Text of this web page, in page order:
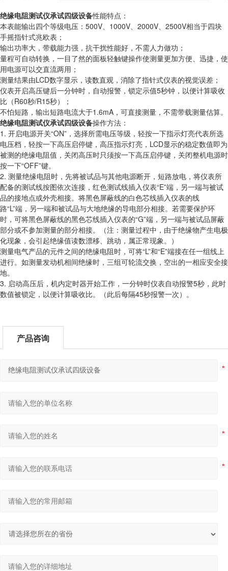
绝缘电阻测试仪承试四级设备性能特点：
本表能输出四个等级电压：500V、1000V、2000V、2500V相当于四块
手摇指针式兆欧表；
输出功率大，带载能力强，抗干扰性能好，不需人力做功；
量程可自动转换，一目了然的面板轻触键操作使测量更加方便、迅捷，使
用电源可以交直流两用；
测量结果由LCD数字显示，读数直观，消除了指针式仪表的视觉误差；
仪表开启高压键后一分钟时，自动报警，锁定示值5秒钟，以便计算吸收
比（R60秒/R15秒）；
不怕短路，输出短路电流大于1.6mA，可直接测量，不需带载测量估算。
绝缘电阻测试仪承试四级设备操作方法：
1. 开启电源开关“ON”，选择所需电压等级，轻按一下指示灯亮代表所选
电压档，轻按一下高压启停键，高压指示灯亮，LCD显示的稳定数值即为
被测的绝缘电阻值，关闭高压时只须按一下高压启停键，关闭整机电源时
按一下“OFF”键。
2. 测量绝缘电阻时，先将被试品与其他电源断开，短路放电，将仪表所
配备的测试线按图依次连接，红色测试线插入仪表“E”端，另一端与被试
品的接地点或外壳相接。将黑色屏蔽线的白色芯线插入仪表的线
路“L”端，另一端和被试品与大地绝缘的导电部分相接。若需要保护环
时，可将黑色屏蔽线的黑色芯线插入仪表的“G”端，另一端与被试品屏蔽
部分或不参加测量的部分相接。（注：测量过程中，由于绝缘物产生电极
化现象，会引起绝缘值读数漂移、跳动，属正常现象。）
测量电气产品的元件之间的绝缘电阻时，可将“L”和“E”端接在任一组线上
进行。如测量发动机相间绝缘时，三组可轮流交换，空出的一相应安全接
地。
3. 启动高压后，机内定时器开始工作，一分钟时仪表自动报警5秒，此时
数值被锁定，以便计算吸收比。（此后每隔45秒报警一次）。
产品咨询